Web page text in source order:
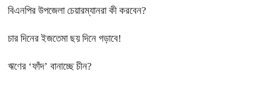
বিএনপির উপজেলা চেয়ারম্যানরা কী করবেন?
চার দিনের ইজতেমা ছয় দিনে গড়াবে!
ঋণের ‘ফাঁদ’ বানাচ্ছে চীন?